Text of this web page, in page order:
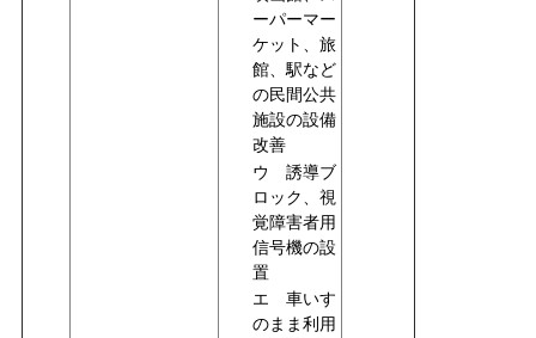
ーパーマー
ケット、旅
館、駅など
の民間公共
施設の設備
改善
ウ 誘導ブ
ロック、視
覚障害者用
信号機の設
置
エ 車いす
のまま利用